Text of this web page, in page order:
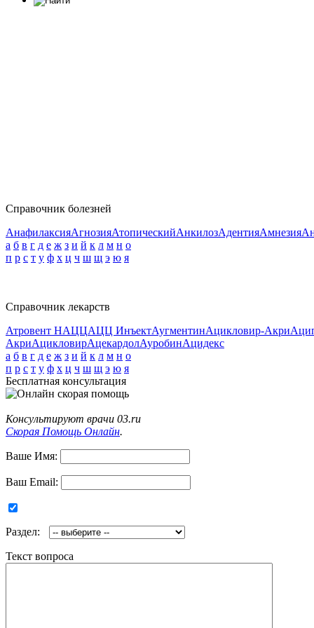
Справочник болезней
АнафилаксияАгнозияАтопическийАнкилозАдентияАмнезия
а б в г д е ж з и й к л м н о
п р с т у ф х ц ч ш щ э ю я
Справочник лекарств
Атровент НАЦЦАЦЦ ИнъектАугментинАцикловир-Акри
АкриАцикловирАцекардолАуробинАцидекс
а б в г д е ж з и й к л м н о
п р с т у ф х ц ч ш щ э ю я
Бесплатная консультация
Консультируют врачи 03.ru
Скорая Помощь Онлайн.
Ваше Имя:
Ваш Email:
Раздел:
Текст вопроса